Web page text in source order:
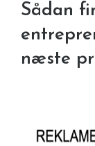
Sådan
næste